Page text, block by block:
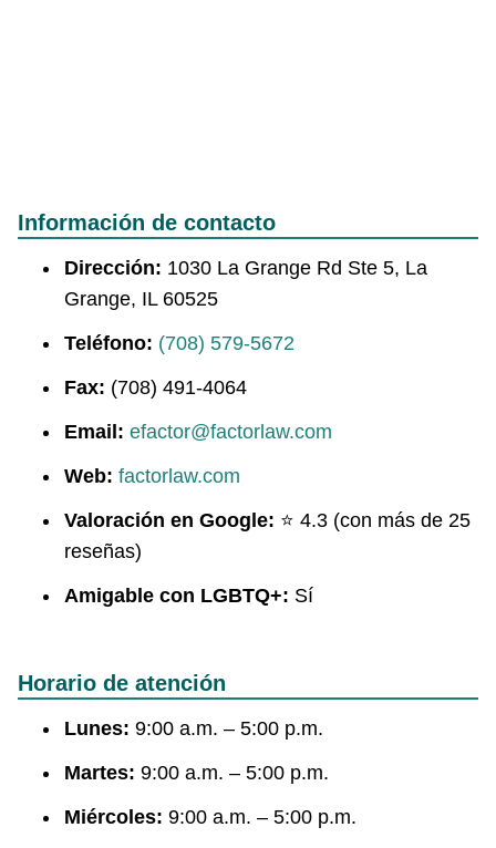
Información de contacto
Dirección: 1030 La Grange Rd Ste 5, La
Grange, IL 60525
Teléfono: (708) 579-5672
Fax: (708) 491-4064
Email: efactor@factorlaw.com
Web: factorlaw.com
Valoración en Google: ⭐ 4.3 (con más de 25
reseñas)
Amigable con LGBTQ+: Sí
Horario de atención
Lunes: 9:00 a.m. – 5:00 p.m.
Martes: 9:00 a.m. – 5:00 p.m.
Miércoles: 9:00 a.m. – 5:00 p.m.